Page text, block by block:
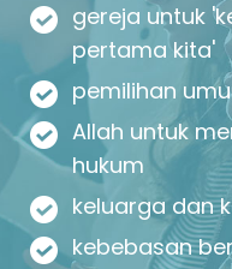
gereja untuk
pertama kita'
pemilihan
Allah untuk
hukum
keluarga dan
kebebasan